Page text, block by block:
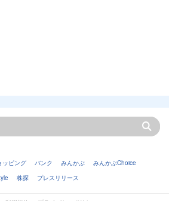
ッピング バンク みんかぶ
みんかぶChoice
株探 プレスリリース